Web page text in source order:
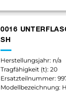
0016
SH
Herstellungsjahr: n/a
Tragfähigkeit (t): 20
Ersatzteilnummer:
Modellbezeichnung: